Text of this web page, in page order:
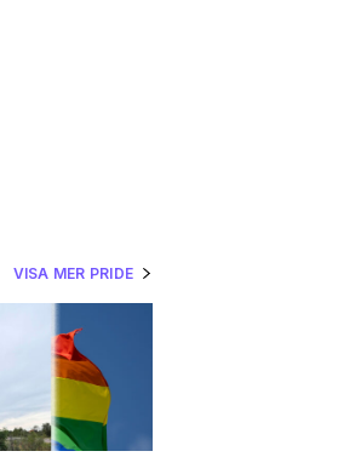
VISA MER PRIDE